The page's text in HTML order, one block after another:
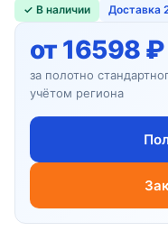
✓ В наличии Доставка
от 16598 ₽
за полотно
учётом региона